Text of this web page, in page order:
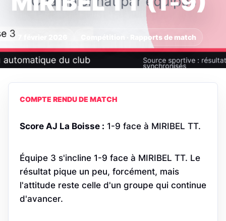
Compétition · Rapports de match
COMPTE RENDU DE MATCH
Score AJ La Boisse : 1-9 face à MIRIBEL TT.
Équipe 3 s'incline 1-9 face à MIRIBEL TT. Le
résultat pique un peu, forcément, mais
l'attitude reste celle d'un groupe qui continue
d'avancer.